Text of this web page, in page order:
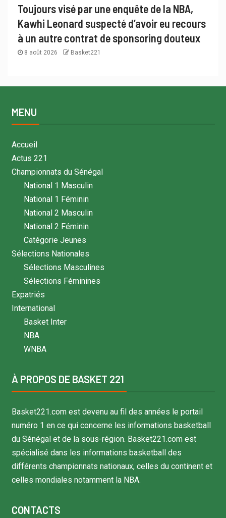
Toujours visé par une enquête de la NBA,
Kawhi Leonard suspecté d’avoir eu recours
à un autre contrat de sponsoring douteux
8 août 2026 Basket221
MENU
Accueil
Actus 221
Championnats du Sénégal
National 1 Masculin
National 1 Féminin
National 2 Masculin
National 2 Féminin
Catégorie Jeunes
Sélections Nationales
Sélections Masculines
Sélections Féminines
Expatriés
International
Basket Inter
NBA
WNBA
À PROPOS DE BASKET 221
Basket221.com est devenu au fil des années le portail
numéro 1 en ce qui concerne les informations basketball
du Sénégal et de la sous-région. Basket221.com est
spécialisé dans les informations basketball des
différents championnats nationaux, celles du continent et
celles mondiales notamment la NBA.
CONTACTS